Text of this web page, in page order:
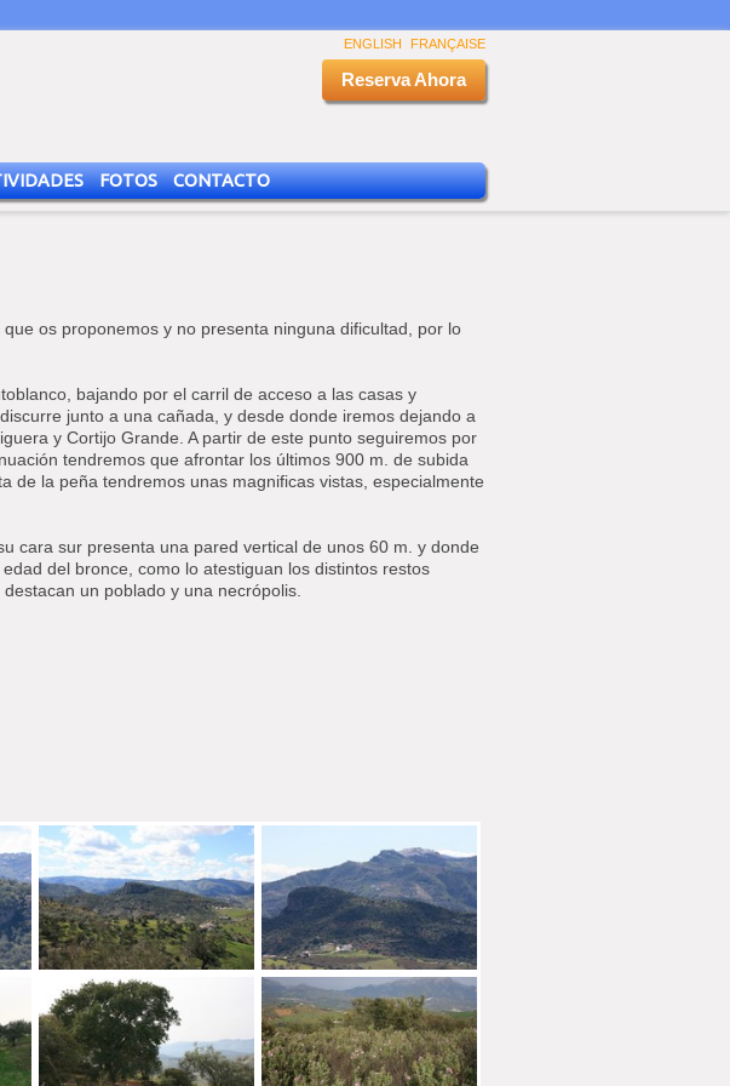
FRANÇAISE
ENGLISH
Reserva Ahora
FOTOS CONTACTO
os proponemos y no presenta ninguna dificultad, por lo
bajando por el carril de acceso a las casas y
junto a una cañada, y desde donde iremos dejando a
y Cortijo Grande. A partir de este punto seguiremos por
tendremos que afrontar los últimos 900 m. de subida
de la peña tendremos unas magnificas vistas, especialmente
cara sur presenta una pared vertical de unos 60 m. y donde
del bronce, como lo atestiguan los distintos restos
un poblado y una necrópolis.